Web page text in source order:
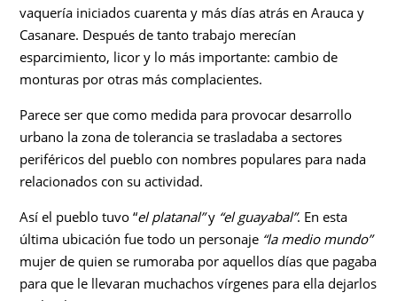
vaquería iniciados cuarenta y más días atrás en Arauca y
Casanare. Después de tanto trabajo merecían
esparcimiento, licor y lo más importante: cambio de
monturas por otras más complacientes.
Parece ser que como medida para provocar desarrollo
urbano la zona de tolerancia se trasladaba a sectores
periféricos del pueblo con nombres populares para nada
relacionados con su actividad.
Así el pueblo tuvo “el platanal”y “el guayabal”. En esta
última ubicación fue todo un personaje “la medio mundo”
mujer de quien se rumoraba por aquellos días que pagaba
para que le llevaran muchachos vírgenes para ella dejarlos